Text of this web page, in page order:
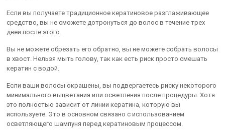
Если вы получаете традиционное кератиновое разглаживающее
средство, вы не сможете дотронуться до волос в течение трех
дней после этого.
Вы не можете обрезать его обратно, вы не можете собрать волосы
в хвост. Нельзя мыть голову, так как есть риск просто смешать
кератин с водой.
Если ваши волосы окрашены, вы подвергаетесь риску некоторого
минимального выцветания или осветления после процедуры. Хотя
это полностью зависит от линии кератина, которую вы
используете. Это в основном связано с использованием
осветляющего шампуня перед кератиновым процессом.